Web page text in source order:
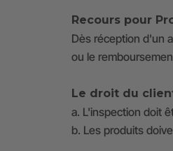
Recours pour
Dès réception d'un
ou le
Le droit du
a. L'inspection doit
b. Les produits